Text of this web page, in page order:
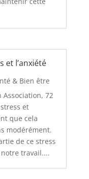
et l’anxiété
& Bien être
Association, 72
et
que cela
modérément.
de ce stress
travail....